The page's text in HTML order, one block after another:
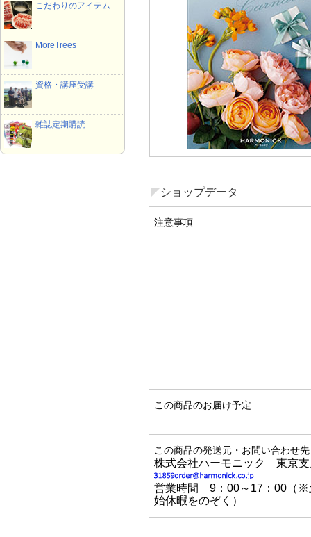
こだわりのアイテム
MoreTrees
資格・講座受講
雑誌定期購読
ショップデータ
注意事項
この商品のお届け予定
この商品の発送元・お問い合わせ先
株式会社ハーモニック 東京
営業時間 9：00～17：00（※
始休暇をのぞく）